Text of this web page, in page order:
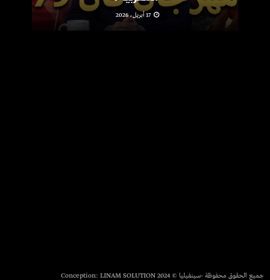
17 أبريل، 2026
جميع الحقوق محفوظة -سينفيليا © 2024 Conception: LINAM SOLUTION